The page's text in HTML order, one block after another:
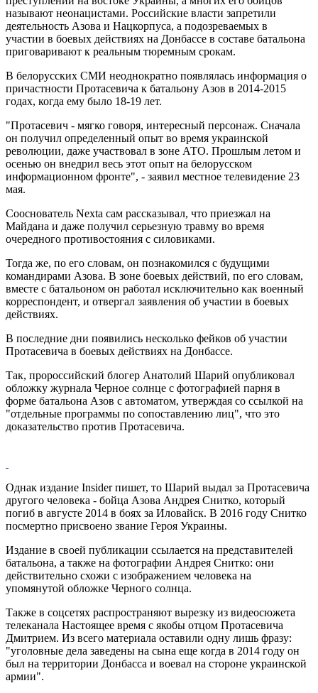
называют неонацистами. Российские власти запретили
деятельность Азова и Нацкорпуса, а подозреваемых в
участии в боевых действиях на Донбассе в составе батальона
приговаривают к реальным тюремным срокам.
В белорусских СМИ неоднократно появлялась информация о
причастности Протасевича к батальону Азов в 2014-2015
годах, когда ему было 18-19 лет.
"Протасевич - мягко говоря, интересный персонаж. Сначала
он получил определенный опыт во время украинской
революции, даже участвовал в зоне АТО. Прошлым летом и
осенью он внедрил весь этот опыт на белорусском
информационном фронте", - заявил местное телевидение 23
мая.
Сооснователь Nexta сам рассказывал, что приезжал на
Майдана и даже получил серьезную травму во время
очередного противостояния с силовиками.
Тогда же, по его словам, он познакомился с будущими
командирами Азова. В зоне боевых действий, по его словам,
вместе с батальоном он работал исключительно как военный
корреспондент, и отвергал заявления об участии в боевых
действиях.
В последние дни появились несколько фейков об участии
Протасевича в боевых действиях на Донбассе.
Так, пророссийский блогер Анатолий Шарий опубликовал
обложку журнала Черное солнце с фотографией парня в
форме батальона Азов с автоматом, утверждая со ссылкой на
"отдельные программы по сопоставлению лиц", что это
доказательство против Протасевича.
Однак издание Insider пишет, то Шарий выдал за Протасевича
другого человека - бойца Азова Андрея Снитко, который
погиб в августе 2014 в боях за Иловайск. В 2016 году Снитко
посмертно присвоено звание Героя Украины.
Издание в своей публикации ссылается на представителей
батальона, а также на фотографии Андрея Снитко: они
действительно схожи с изображением человека на
упомянутой обложке Черного солнца.
Также в соцсетях распространяют вырезку из видеосюжета
телеканала Настоящее время c якобы отцом Протасевича
Дмитрием. Из всего материала оставили одну лишь фразу:
"уголовные дела заведены на сына еще когда в 2014 году он
был на территории Донбасса и воевал на стороне украинской
армии".